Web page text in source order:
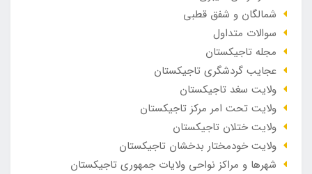
شمالگان و شفق قطبی
سوالات متداول
مجله تاجیکستان
عجایب گردشگری تاجیکستان
ولایت سغد تاجیکستان
ولایت تحت امر مرکز تاجیکستان
ولایت ختلان تاجیکستان
ولایت خودمختار بدخشان تاجیکستان
شهرها و مراکز نواحی ولایات جمهوری تاجیکستان